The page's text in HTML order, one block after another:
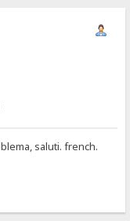
saluti. french.